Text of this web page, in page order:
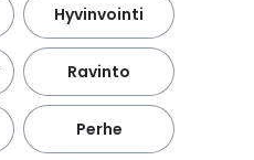
Hyvinvointi
Ravinto
Perhe